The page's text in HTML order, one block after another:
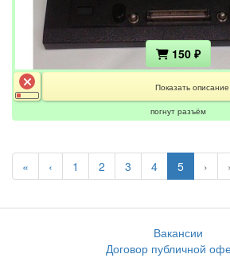
150 ₽
Показать описание
погнут разъём
« ‹ 1 2 3 4 5 ›
Вакансии
Договор публичной